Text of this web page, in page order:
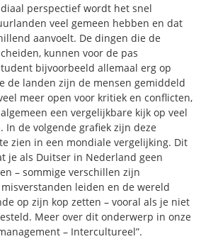
perspectief wordt het snel
veel gemeen hebben en dat
aanvoelt. De dingen die de
kunnen voor de pas
bijvoorbeeld allemaal erg op
de landen zijn de mensen gemiddeld
meer open voor kritiek en conflicten,
een vergelijkbare kijk op veel
In de volgende grafiek zijn deze
zien in een mondiale vergelijking. Dit
je als Duitser in Nederland geen
– sommige verschillen zijn
leiden en de wereld
op zijn kop zetten – vooral als je niet
Meer over dit onderwerp in onze
– Intercultureel”.